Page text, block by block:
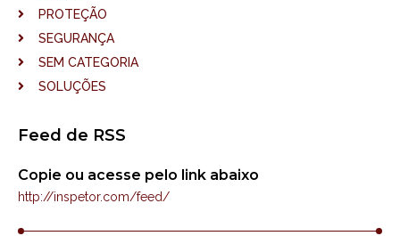
PROTEÇÃO
SEGURANÇA
SEM CATEGORIA
SOLUÇÕES
Feed de RSS
Copie ou acesse pelo link abaixo
http://inspetor.com/feed/